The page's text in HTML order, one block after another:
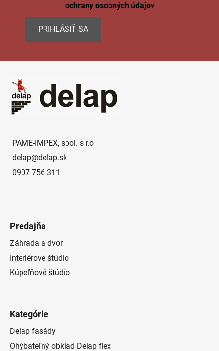
ochrany osobných údajov
PRIHLÁSIŤ SA
PAME-IMPEX, spol. s r.o
delap@delap.sk
0907 756 311
Predajňa
Záhrada a dvor
Interiérové štúdio
Kúpeľňové štúdio
Kategórie
Delap fasády
Ohýbateľný obklad Delap flex